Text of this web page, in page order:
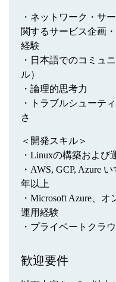
・ネットワーク・サ
関するサービス企画
経験
・日本語でのコミュ
ル）
・論理的思考力
・トラブルシューテ
さ
＜開発スキル＞
・Linuxの構築および
・AWS, GCP, Azure
年以上
・Microsoft Azure、
運用経験
・プライベートクラ
歓迎要件